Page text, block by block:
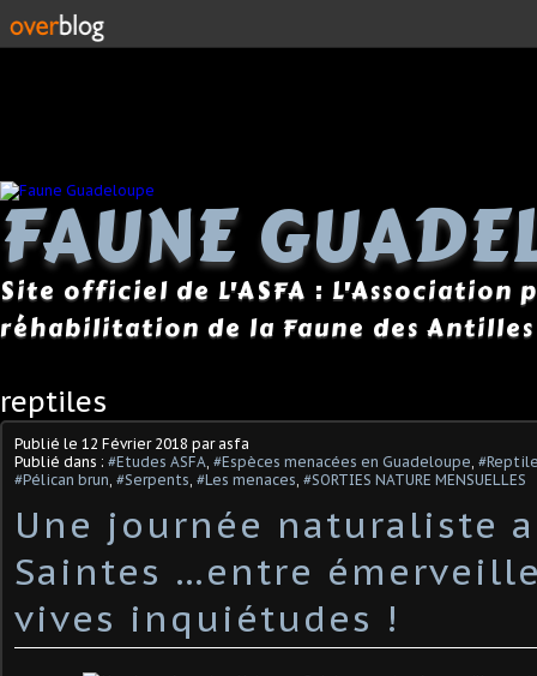
FAUNE
Site officiel de L'ASFA : L'Association
réhabilitation de la Faune des Antilles
reptiles
Publié le 12 Février 2018 par asfa
Publié dans : #Etudes ASFA #Espèces menacées en Guadeloupe
#Pélican brun #Serpents #Les menaces #SORTIES NATURE MENSUELLES
Une journée naturaliste
Saintes …entre
vives inquiétudes !